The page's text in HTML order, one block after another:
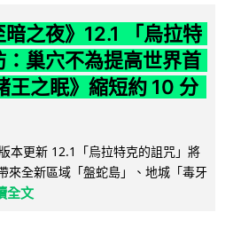
暗之夜》12.1 「烏拉特
巢穴不為提高世界首
王之眠》縮短約 10 分
本更新 12.1「烏拉特克的詛咒」將
來全新區域「盤蛇島」、地城「毒牙
全文